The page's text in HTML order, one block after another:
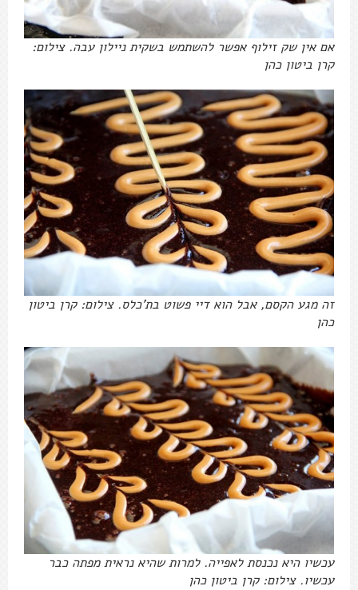
אם אין שק זילוף אפשר להשתמש בשקית ניילון עבה. צילום:
קרן ביטון כהן
זה מגע הקסם, אבל הוא דיי פשוט בת'כלס. צילום: קרן ביטון
כהן
עכשיו היא נכנסת לאפייה. למרות שהיא נראית מפתה כבר
עכשיו. צילום: קרן ביטון כהן